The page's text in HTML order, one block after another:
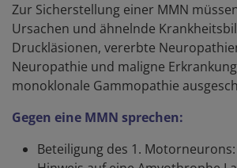
Zur Sicherstellung einer MMN
Ursachen und ähnelnde
Druckläsionen, vererbte
Neuropathie und maligne
monoklonale Gammopathie
Gegen eine MMN sprechen:
Beteiligung des 1.